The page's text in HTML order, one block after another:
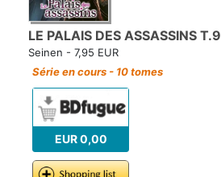
LE PALAIS DES ASSASSINS T.9
Seinen - 7,95 EUR
Série en cours - 10 tomes
EUR 0,00